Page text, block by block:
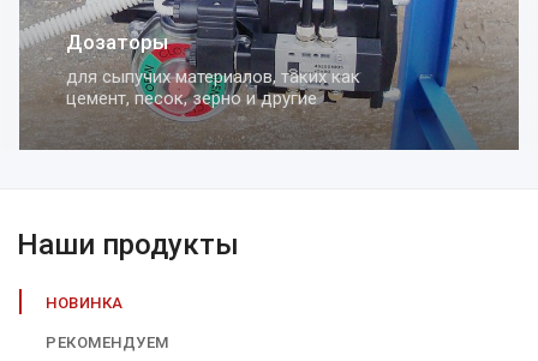
Дозаторы
для сыпучих материалов, таких как
цемент, песок, зерно и другие
Наши продукты
НОВИНКА
РЕКОМЕНДУЕМ